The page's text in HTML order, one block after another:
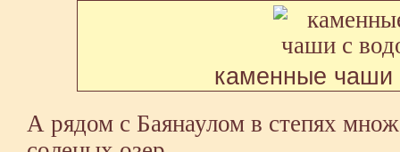
каменные чаши
А рядом с Баянаулом в степях